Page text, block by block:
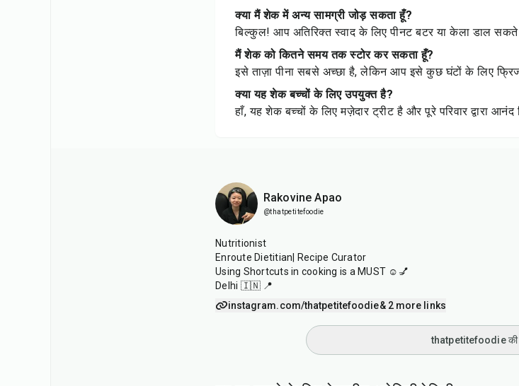
क्या मैं शेक में अन्य सामग्री जोड़ सकता हूँ?
बिल्कुल! आप अतिरिक्त स्वाद के लिए पीनट बटर या केला डाल
मैं शेक को कितने समय तक स्टोर कर सकता हूँ?
इसे ताज़ा पीना सबसे अच्छा है, लेकिन आप इसे कुछ घंटों के लिए
क्या यह शेक बच्चों के लिए उपयुक्त है?
हाँ, यह शेक बच्चों के लिए मज़ेदार ट्रीट है और पूरे परिवार द्वारा
Rakovine Apao
@thatpetitefoodie
Nutritionist
Enroute Dietitian| Recipe Curator
Using Shortcuts in cooking is a MUST ☺️💅
Delhi 🇮🇳 📍
instagram.com/thatpetitefoodie& 2 more links
thatpetitefoodie की